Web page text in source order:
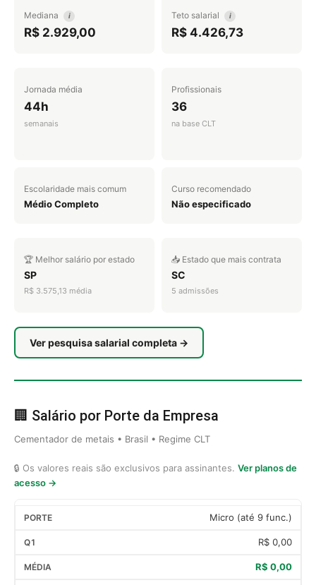
Mediana i
R$ 2.929,00
Teto salarial i
R$ 4.426,73
Jornada média
44h
semanais
Profissionais
36
na base CLT
Escolaridade mais comum
Médio Completo
Curso recomendado
Não especificado
🏆 Melhor salário por estado
SP
R$ 3.575,13 média
📥 Estado que mais contrata
SC
5 admissões
Ver pesquisa salarial completa →
🏢 Salário por Porte da Empresa
Cementador de metais • Brasil • Regime CLT
🔒 Os valores reais são exclusivos para assinantes. Ver planos de
acesso →
Micro (até 9 func.)
R$ 0,00
R$ 0,00